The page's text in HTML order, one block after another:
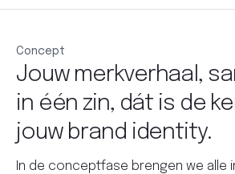
Concept
Jouw merkverhaal,
in één zin, dát is de
jouw brand identity.
In de conceptfase brengen we alle